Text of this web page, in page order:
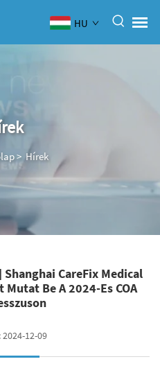
HU
>Hírek
CareFix Medical
Be A 2024-Es COA
12-09